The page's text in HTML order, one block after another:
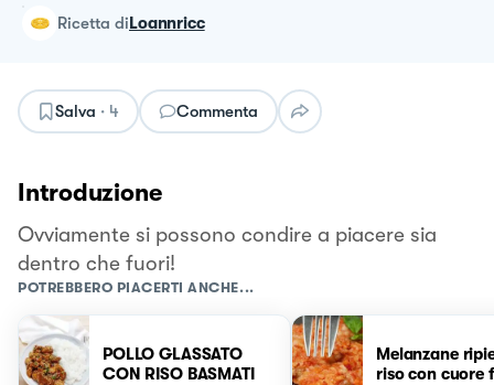
ricetta diLoannricc
Salva · 4 Commenta
Introduzione
Ovviamente si possono condire a piacere sia
dentro che fuori!
POTREBBERO PIACERTI ANCHE...
POLLO GLASSATO
CON RISO BASMATI
Melanzane
riso con cuore